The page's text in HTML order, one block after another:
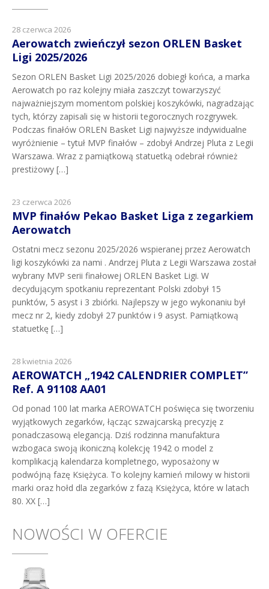
28 czerwca 2026
Aerowatch zwieńczył sezon ORLEN Basket
Ligi 2025/2026
Sezon ORLEN Basket Ligi 2025/2026 dobiegł końca, a marka
Aerowatch po raz kolejny miała zaszczyt towarzyszyć
najważniejszym momentom polskiej koszykówki, nagradzając
tych, którzy zapisali się w historii tegorocznych rozgrywek.
Podczas finałów ORLEN Basket Ligi najwyższe indywidualne
wyróżnienie – tytuł MVP finałów – zdobył Andrzej Pluta z Legii
Warszawa. Wraz z pamiątkową statuetką odebrał również
prestiżowy […]
23 czerwca 2026
MVP finałów Pekao Basket Liga z zegarkiem
Aerowatch
Ostatni mecz sezonu 2025/2026 wspieranej przez Aerowatch
ligi koszykówki za nami . Andrzej Pluta z Legii Warszawa został
wybrany MVP serii finałowej ORLEN Basket Ligi. W
decydującym spotkaniu reprezentant Polski zdobył 15
punktów, 5 asyst i 3 zbiórki. Najlepszy w jego wykonaniu był
mecz nr 2, kiedy zdobył 27 punktów i 9 asyst. Pamiątkową
statuetkę […]
28 kwietnia 2026
AEROWATCH „1942 CALENDRIER COMPLET”
Ref. A 91108 AA01
Od ponad 100 lat marka AEROWATCH poświęca się tworzeniu
wyjątkowych zegarków, łącząc szwajcarską precyzję z
ponadczasową elegancją. Dziś rodzinna manufaktura
wzbogaca swoją ikoniczną kolekcję 1942 o model z
komplikacją kalendarza kompletnego, wyposażony w
podwójną fazę Księżyca. To kolejny kamień milowy w historii
marki oraz hołd dla zegarków z fazą Księżyca, które w latach
80. XX […]
NOWOŚCI W OFERCIE